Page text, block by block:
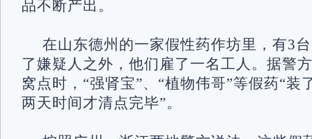
品不断产出。
在山东德州的一家假性药作坊里，有3
了嫌疑人之外，他们雇了一名工人。据警
窝点时，“强肾宝”、“植物伟哥”等假药“装
两天时间才清点完毕”。